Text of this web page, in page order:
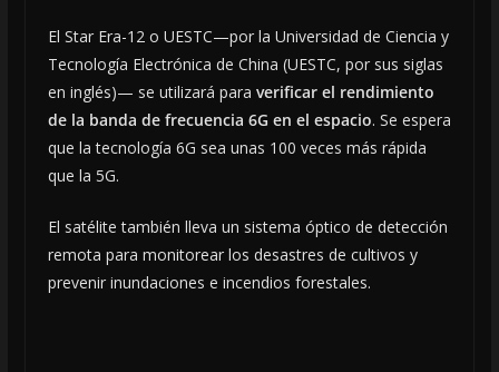
El Star Era-12 o UESTC—por la Universidad de Ciencia y
Tecnología Electrónica de China (UESTC, por sus siglas
en inglés)— se utilizará para verificar el rendimiento
de la banda de frecuencia 6G en el espacio. Se espera
que la tecnología 6G sea unas 100 veces más rápida
que la 5G.
El satélite también lleva un sistema óptico de detección
remota para monitorear los desastres de cultivos y
prevenir inundaciones e incendios forestales.